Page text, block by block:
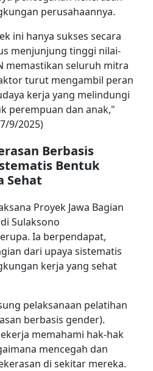
perusahaannya.
ini hanya sukses secara
menjunjung tinggi nilai-
memastikan seluruh mitra
turut mengambil peran
kerja yang melindungi
perempuan dan anak,"
9/2025)
Berbasis
Bentuk
Sehat
Proyek Jawa Bagian
Sulaksono
Ia berpendapat,
dari upaya sistematis
kerja yang sehat
pelaksanaan pelatihan
berbasis gender).
memahami hak-hak
mencegah dan
di sekitar mereka.